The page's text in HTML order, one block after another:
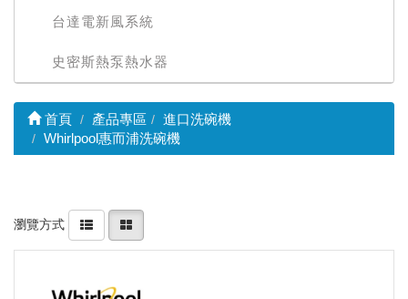
台達電新風系統
史密斯熱泵熱水器
首頁 產品專區
進口洗碗機
Whirlpool惠而浦洗碗機
瀏覽方式